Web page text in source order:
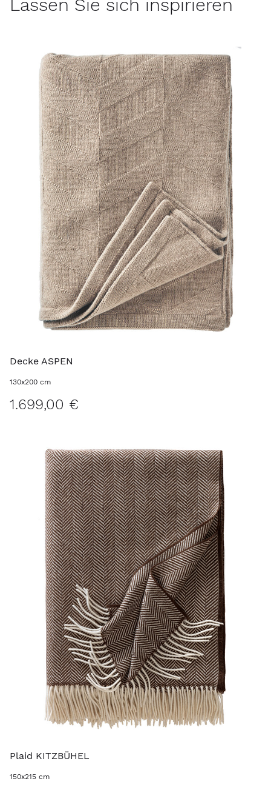
Lassen Sie sich inspirieren
Decke ASPEN
130x200 cm
1.699,00 €
Plaid KITZBÜHEL
150x215 cm